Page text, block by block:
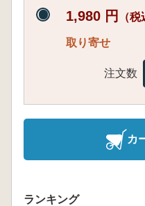
1,980 円 （税
取り寄せ
注文数
カ
ランキング